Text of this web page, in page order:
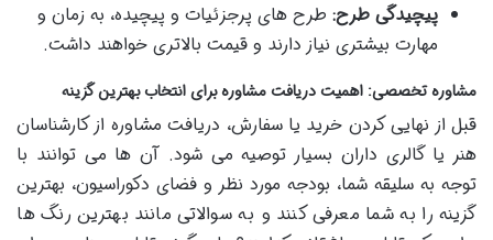
پیچیدگی طرح: طرح های پرجزئیات و پیچیده، به زمان و
مهارت بیشتری نیاز دارند و قیمت بالاتری خواهند داشت.
مشاوره تخصصی: اهمیت دریافت مشاوره برای انتخاب بهترین گزینه
قبل از نهایی کردن خرید یا سفارش، دریافت مشاوره از کارشناسان
هنر یا گالری داران بسیار توصیه می شود. آن ها می توانند با
توجه به سلیقه شما، بودجه مورد نظر و فضای دکوراسیون، بهترین
گزینه را به شما معرفی کنند و به سوالاتی مانند بهترین رنگ ها